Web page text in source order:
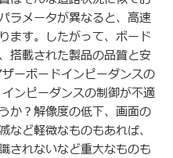
ラメータが異なると、高速
ます。したがって、ボード
搭載された製品の品質と安
ーボードインピーダンスの
ンピーダンスの制御が不適
か？解像度の低下、画面の
ど軽微なものもあれば、
されないなど重大なものも